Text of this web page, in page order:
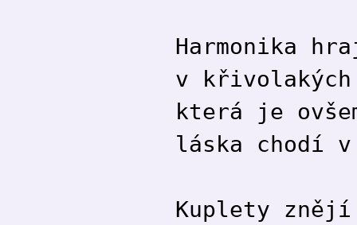
Harmonika
v křivolakých
která je
láska chodí
Kuplety znějí